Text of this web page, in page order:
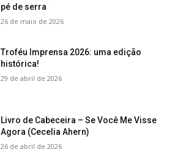
pé de serra
26 de maio de 2026
Troféu Imprensa 2026: uma edição
histórica!
29 de abril de 2026
Livro de Cabeceira – Se Você Me Visse
Agora (Cecelia Ahern)
26 de abril de 2026